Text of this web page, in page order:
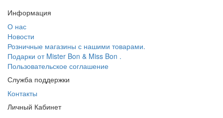
Информация
О нас
Новости
Розничные магазины с нашими товарами.
Подарки от Mister Bon & Miss Bon .
Пользовательское соглашение
Служба поддержки
Контакты
Личный Кабинет